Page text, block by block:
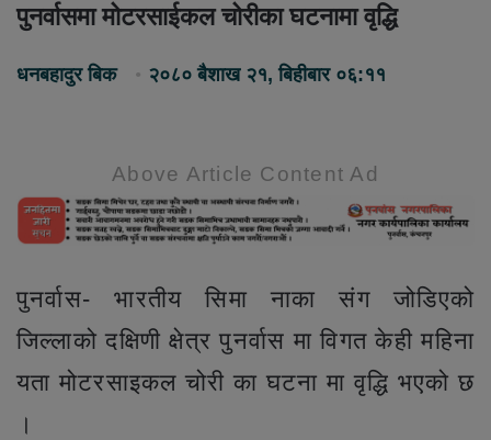
पुनर्वासमा मोटरसाईकल चोरीका घटनामा वृद्धि
धनबहादुर बिक २०८० बैशाख २१, बिहीबार ०६:११
Above Article Content Ad
पुनर्वास- भारतीय सिमा नाका संग जोडिएको
जिल्लाको दक्षिणी क्षेत्र पुनर्वास मा विगत केही महिना
यता मोटरसाइकल चोरी का घटना मा वृद्धि भएको छ
।